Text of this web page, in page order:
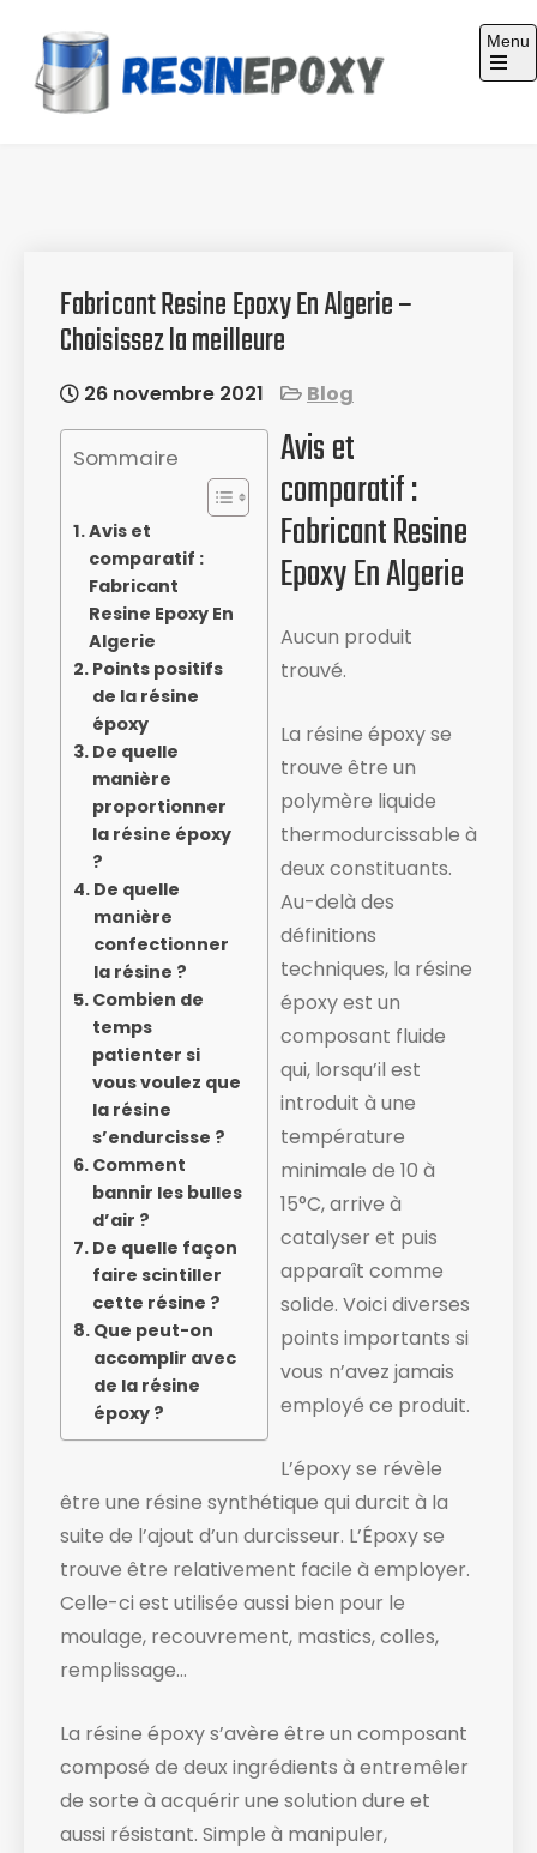
content
Menu
Fabricant Resine Epoxy En Algerie –
Choisissez la meilleure
26 novembre 2021 Blog
Sommaire
Avis et
comparatif :
Fabricant
Resine Epoxy En
Algerie
Points positifs
de la résine
époxy
De quelle
manière
proportionner
la résine époxy
?
De quelle
manière
confectionner
la résine ?
Combien de
temps
patienter si
vous voulez que
la résine
s’endurcisse ?
Comment
bannir les bulles
d’air ?
De quelle façon
faire scintiller
cette résine ?
Que peut-on
accomplir avec
de la résine
époxy ?
Avis et
comparatif :
Fabricant Resine
Epoxy En Algerie
Aucun produit
trouvé.
La résine époxy se
trouve être un
polymère liquide
thermodurcissable à
deux constituants.
Au-delà des
définitions
techniques, la résine
époxy est un
composant fluide ​
qui, lorsqu’il est
introduit à une
température
minimale de 10 à
15°C, arrive à
catalyser et puis
apparaît comme
solide. ​Voici diverses
points importants si
vous n’avez jamais
employé ce produit.
L’époxy se révèle
être une résine synthétique qui durcit à la
suite de l’ajout d’un durcisseur. L’Époxy se
trouve être relativement facile à employer.
Celle-ci est utilisée aussi bien pour le
moulage, recouvrement, mastics, colles,
remplissage…
La résine époxy s’avère être un composant
composé de deux ingrédients à entremêler
de sorte à acquérir une solution dure et
aussi résistant. Simple à manipuler,